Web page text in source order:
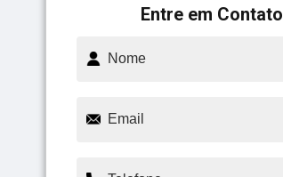
Entre em Contato